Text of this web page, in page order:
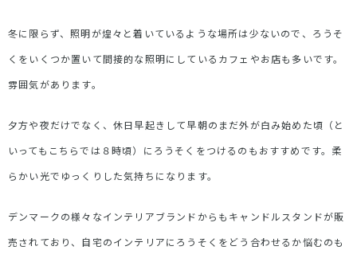
冬に限らず、照明が煌々と着いているような場所は少ないので、ろうそ
くをいくつか置いて間接的な照明にしているカフェやお店も多いです。
雰囲気があります。
夕方や夜だけでなく、休日早起きして早朝のまだ外が白み始めた頃（と
いってもこちらでは８時頃）にろうそくをつけるのもおすすめです。柔
らかい光でゆっくりした気持ちになります。
デンマークの様々なインテリアブランドからもキャンドルスタンドが販
売されており、自宅のインテリアにろうそくをどう合わせるか悩むのも